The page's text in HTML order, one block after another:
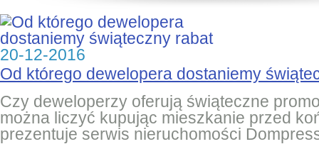
20-12-2016
Od którego dewelopera dostaniemy
Czy deweloperzy oferują świąteczne
można liczyć kupując mieszkanie przed
prezentuje serwis nieruchomości